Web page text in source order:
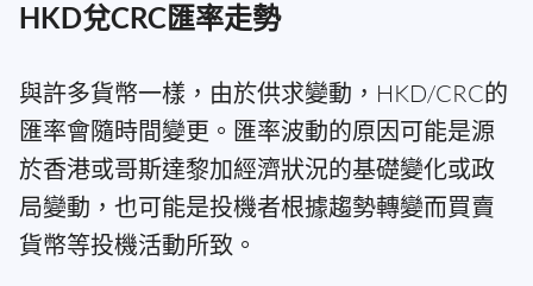
HKD兌CRC匯率走勢
與許多貨幣一樣，由於供求變動，HKD/CRC的
匯率會隨時間變更。匯率波動的原因可能是源
於香港或哥斯達黎加經濟狀況的基礎變化或政
局變動，也可能是投機者根據趨勢轉變而買賣
貨幣等投機活動所致。